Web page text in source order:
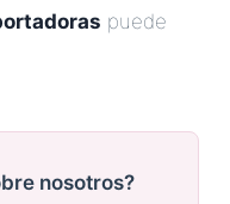
puede
nosotros?